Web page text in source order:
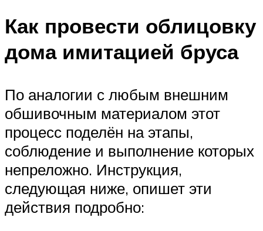
Как провести облицовку
дома имитацией бруса
По аналогии с любым внешним
обшивочным материалом этот
процесс поделён на этапы,
соблюдение и выполнение которых
непреложно. Инструкция,
следующая ниже, опишет эти
действия подробно: